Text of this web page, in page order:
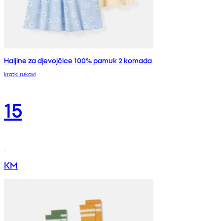
Haljine za djevojčice 100% pamuk 2 komada
kratki rukavi
15
KM